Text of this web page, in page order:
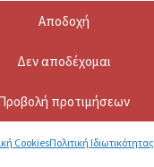
Αποδοχή
Δεν αποδέχομαι
προτιμήσεων
CookiesΠολιτική Ιδιωτικότητας
Πανεπιστήμιο Πατρών